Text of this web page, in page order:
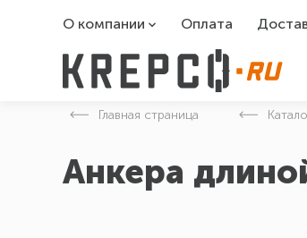
О компании
О компании
Оплата
Главная страница
Анкера